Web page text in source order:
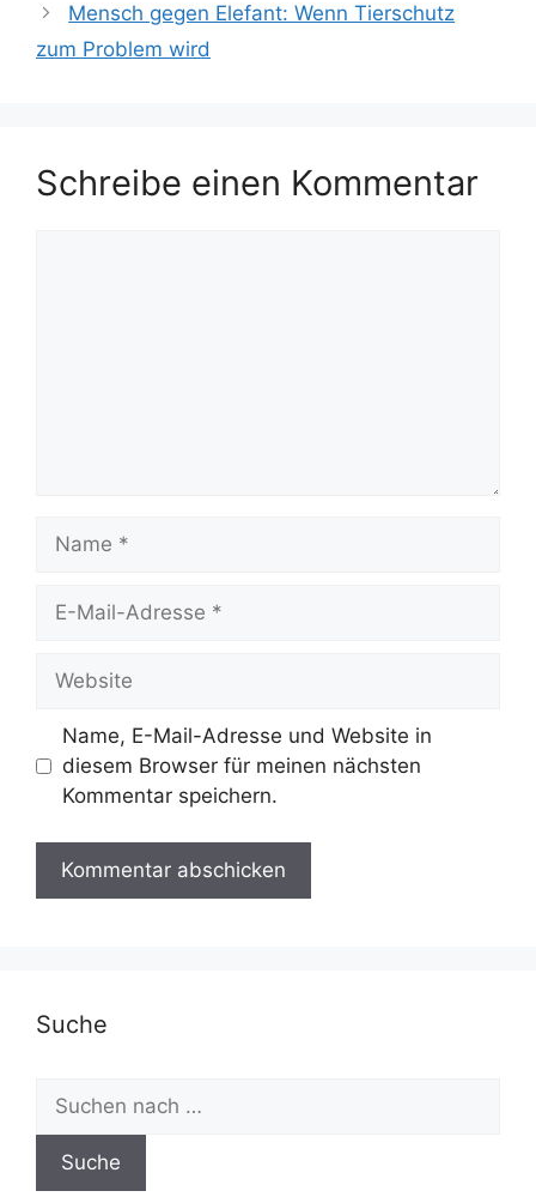
Mensch gegen Elefant: Wenn Tierschutz
zum Problem wird
Schreibe einen Kommentar
Name
Website
Name, E-Mail-Adresse und Website in
diesem Browser für meinen nächsten
Kommentar speichern.
Suche
nach: